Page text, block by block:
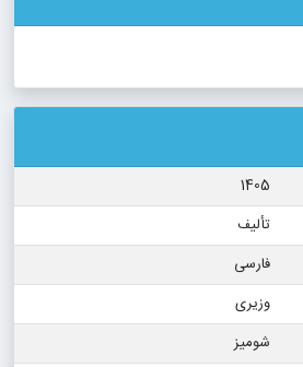
1405
تألیف
فارسی
وزیری
شومیز